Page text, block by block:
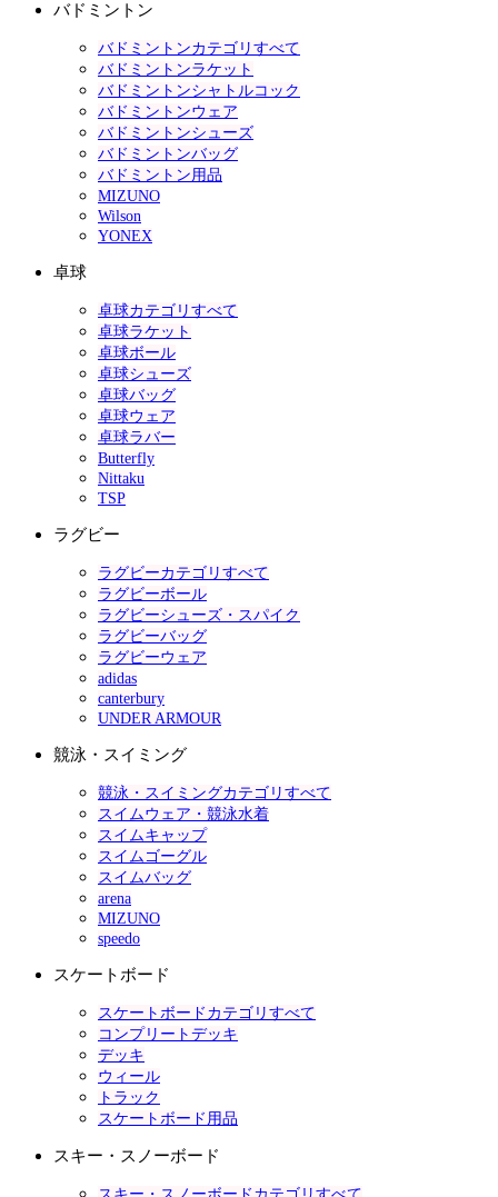
バドミントン
バドミントンカテゴリすべて
バドミントンラケット
バドミントンシャトルコック
バドミントンウェア
バドミントンシューズ
バドミントンバッグ
バドミントン用品
MIZUNO
Wilson
YONEX
卓球
卓球カテゴリすべて
卓球ラケット
卓球ボール
卓球シューズ
卓球バッグ
卓球ウェア
卓球ラバー
Butterfly
Nittaku
TSP
ラグビー
ラグビーカテゴリすべて
ラグビーボール
ラグビーシューズ・スパイク
ラグビーバッグ
ラグビーウェア
adidas
canterbury
UNDER ARMOUR
競泳・スイミング
競泳・スイミングカテゴリすべて
スイムウェア・競泳水着
スイムキャップ
スイムゴーグル
スイムバッグ
arena
MIZUNO
speedo
スケートボード
スケートボードカテゴリすべて
コンプリートデッキ
デッキ
ウィール
トラック
スケートボード用品
スキー・スノーボード